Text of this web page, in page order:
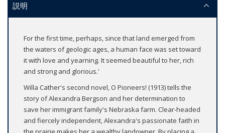
説明
For the first time, perhaps, since that land emerged from
the waters of geologic ages, a human face was set toward
it with love and yearning. It seemed beautiful to her, rich
and strong and glorious.'
Willa Cather's second novel, O Pioneers! (1913) tells the
story of Alexandra Bergson and her determination to
save her immigrant family's Nebraska farm. Clear-headed
and fiercely independent, Alexandra's passionate faith in